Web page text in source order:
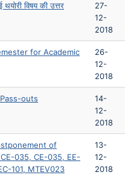
विषय की उत्तर
27-
12-
2018
for Academic
26-
12-
2018
outs
14-
12-
2018
of
035, CE-035, EE-
101, MTEV023
13-
12-
2018